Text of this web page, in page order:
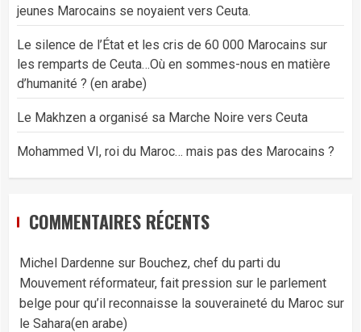
jeunes Marocains se noyaient vers Ceuta.
Le silence de l’État et les cris de 60 000 Marocains sur
les remparts de Ceuta…Où en sommes-nous en matière
d’humanité ? (en arabe)
Le Makhzen a organisé sa Marche Noire vers Ceuta
Mohammed VI, roi du Maroc… mais pas des Marocains ?
COMMENTAIRES RÉCENTS
Michel Dardenne sur Bouchez, chef du parti du
Mouvement réformateur, fait pression sur le parlement
belge pour qu’il reconnaisse la souveraineté du Maroc sur
le Sahara(en arabe)